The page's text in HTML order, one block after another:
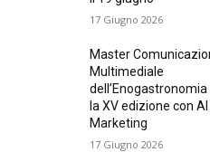
17 Giugno 2026
Master
Multimediale
la XV edizione con AI
Marketing
17 Giugno 2026